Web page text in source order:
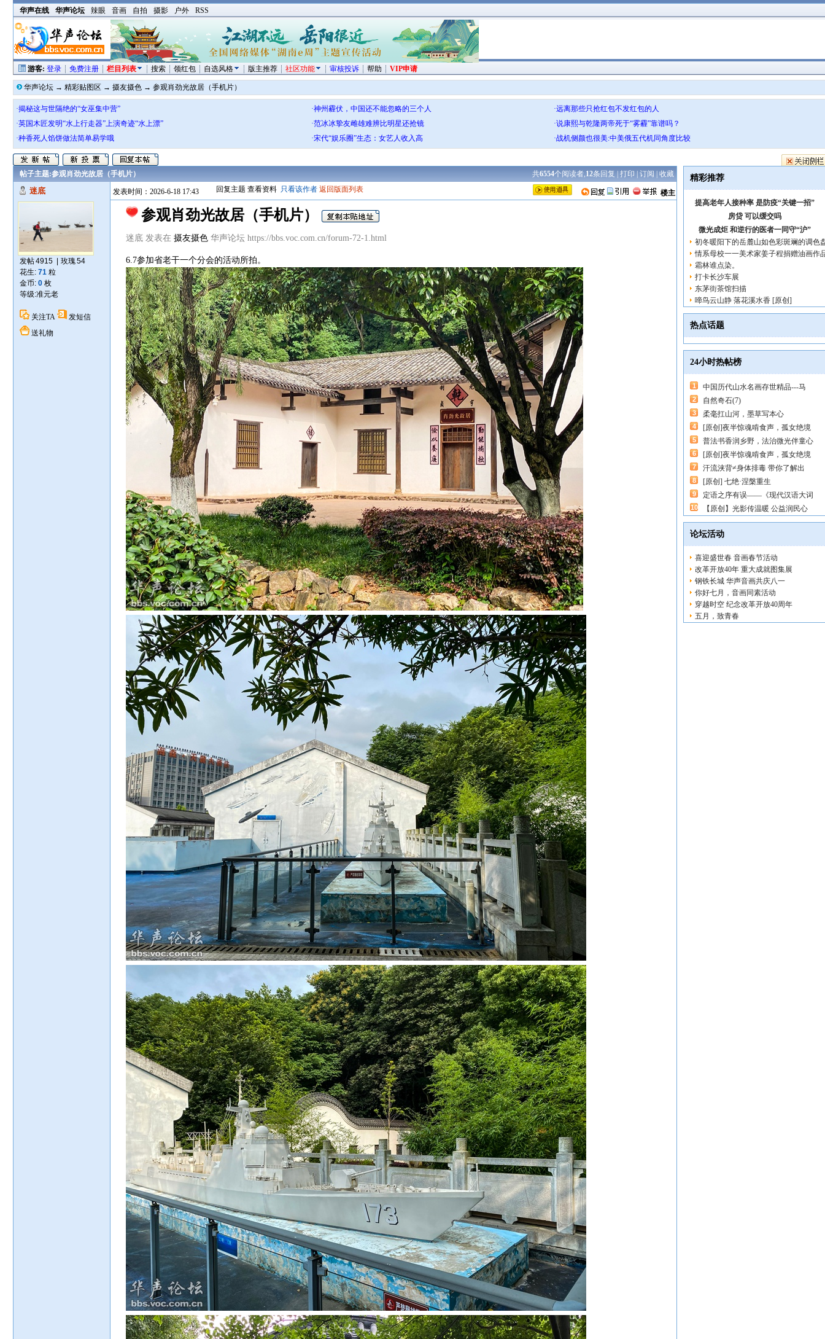
华声在线 华声论坛 辣眼 音画 自拍 摄影 户外 RSS
游客: 登录 免费注册 栏目列表 搜索 领红包 自选风格 版主推荐 社区功能 审核投诉 帮助 VIP申请
华声论坛→ 精彩贴图区 → 摄友摄色→ 参观肖劲光故居（手机片）
·揭秘这与世隔绝的“女巫集中营” ·神州霾伏，中国还不能忽略的三个人
·远离那些只抢红包不发红包的人
·英国木匠发明“水上行走器”上演奇迹“水上漂”
·范冰冰挚友雌雄难辨比明星还抢镜
·说康熙与乾隆两帝死于“雾霾”靠谱吗？
·种香死人馅饼做法简单易学哦
·宋代“娱乐圈”生态：女艺人收入高 ·战机侧颜也很美:中美俄五代机同角度比较
帖子主题:参观肖劲光故居（手机片） 共6554个阅读者,12条回复 |打印|订阅|收藏
迷底
发帖4915 玫瑰54
花生: 71粒
金币: 0枚
等级:准元老
关注TA
发短信
送礼物
发表时间：2026-6-18 17:43 楼主
回复主题 查看资料 只看该作者 返回版面列表
参观肖劲光故居（手机片）
迷底 发表在 摄友摄色 华声论坛 https://bbs.voc.com.cn/forum-72-1.html
6.7参加省老干一个分会的活动所拍。
精彩推荐
提高老年人接种率 是防疫“关键一招”
房贷 可以缓交吗
微光成炬 和逆行的医者一同守“沪”
初冬暖阳下的岳麓山如色彩斑斓的调色
情系母校一一美术家姜子程捐赠油画作
霜林谁点染。
打卡长沙车展
东茅街茶馆扫描
啼鸟云山静 落花溪水香 [原创]
热点话题
24小时热帖榜
1 中国历代山水名画存世精品---马
2 自然奇石(7)
3 柔毫扛山河，墨草写本心
4 [原创]夜半惊魂啃食声，孤女绝境
5 普法书香润乡野，法治微光伴童心
6 [原创]夜半惊魂啃食声，孤女绝境
7 汗流浃背≠身体排毒 带你了解出
8 [原创] 七绝·涅槃重生
9 定语之序有误——《现代汉语大词
10 【原创】光影传温暖 公益润民心
论坛活动
喜迎盛世春 音画春节活动
改革开放40年 重大成就图集展
钢铁长城 华声音画共庆八一
你好七月，音画同素活动
穿越时空 纪念改革开放40周年
五月，致青春